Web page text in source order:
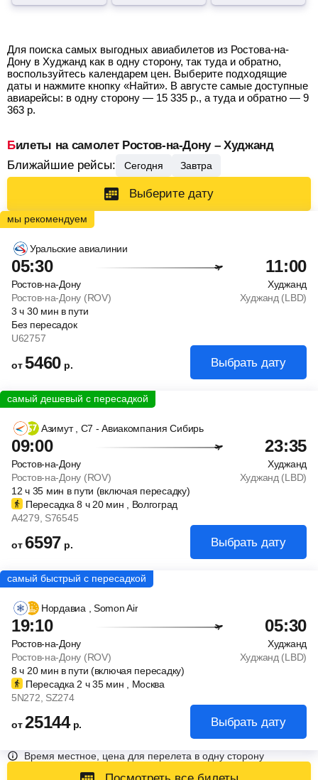
Для поиска самых выгодных авиабилетов из Ростова-на-
Дону в Худжанд как в одну сторону, так туда и обратно,
воспользуйтесь календарем цен. Выберите подходящие
даты и нажмите кнопку «Найти». В августе самые доступные
авиарейсы: в одну сторону — 15 335 р., а туда и обратно — 9
363 р.
Билеты на самолет Ростов-на-Дону – Худжанд
Ближайшие рейсы:
Сегодня Завтра
Выберите дату
Уральские авиалинии
05:30 11:00
Ростов-на-Дону
Худжанд
Ростов-на-Дону (ROV)
Худжанд (LBD)
3ч 30 мин в пути
Без пересадок
U62757
от5460 р. Выбрать дату
Азимут , С7 - Авиакомпания Сибирь
09:00 23:35
Ростов-на-Дону
Худжанд
Ростов-на-Дону (ROV)
Худжанд (LBD)
12ч35 мин в пути (включая пересадку)
Пересадка 8 ч20 мин , Волгоград
A4279 , S76545
от6597 р. Выбрать дату
Нордавиа , Somon Air
19:10 05:30
Ростов-на-Дону
Худжанд
Ростов-на-Дону (ROV)
Худжанд (LBD)
8ч 20 мин в пути (включая пересадку)
Пересадка 2 ч35 мин , Москва
5N272 , SZ274
от25144 р. Выбрать дату
Время местное, цена для перелета в одну сторону